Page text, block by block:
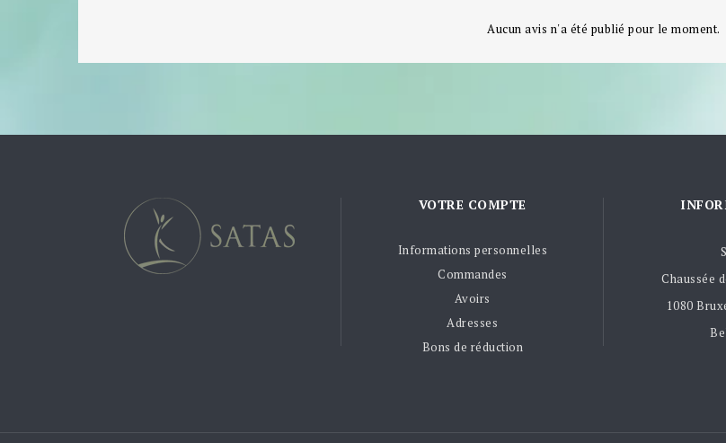
Aucun avis n'a été publié pour le moment.
VOTRE COMPTE
Informations personnelles
Commandes
Avoirs
Adresses
Bons de réduction
Chaussée
1080